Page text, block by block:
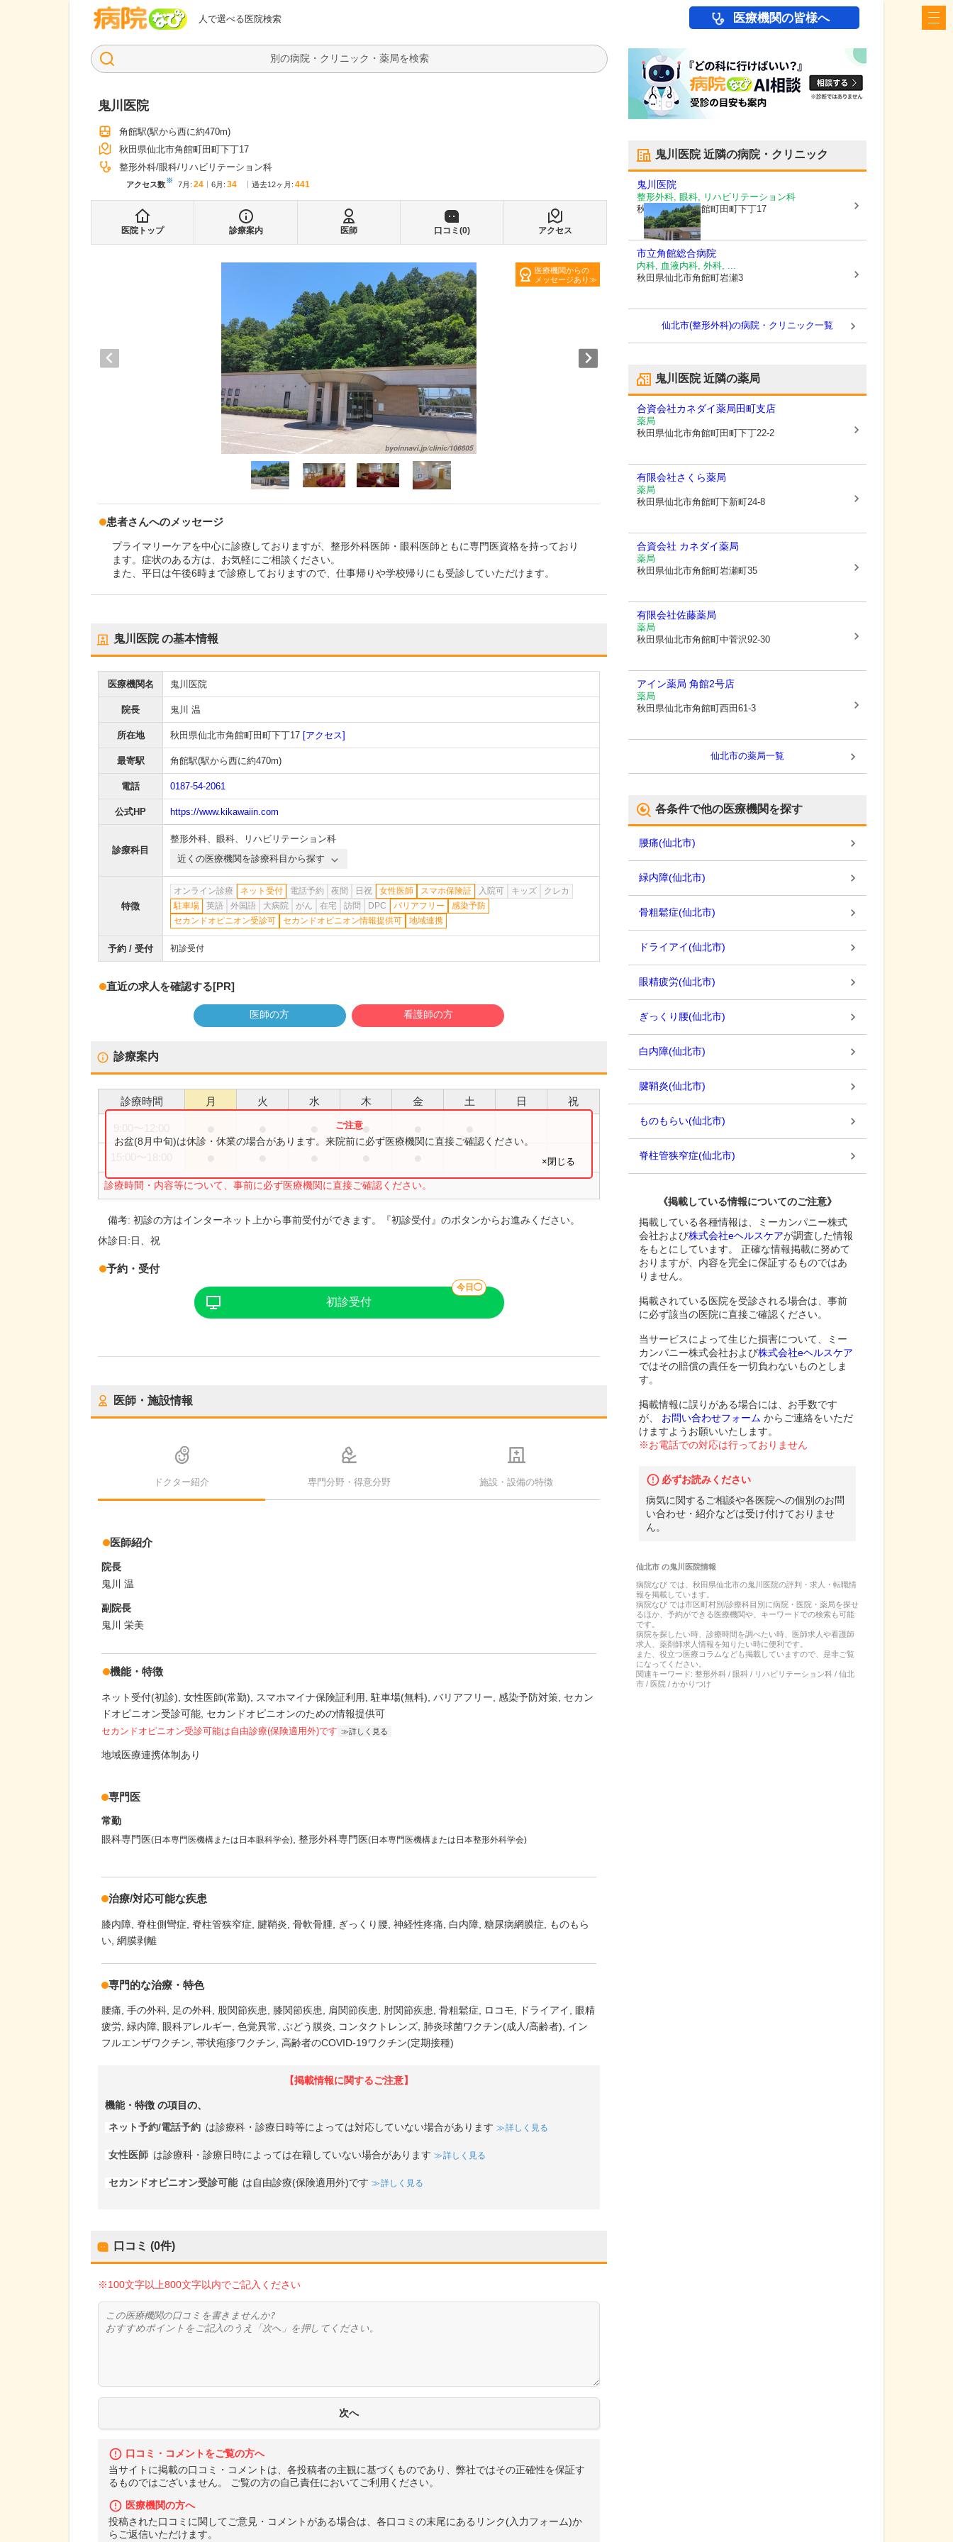
人で選べる医院検索
病院なび 医療機関の皆様へ
検索
鬼川医院
角館駅(駅から西に約470m)
秋田県仙北市角館町田町下丁17
整形外科 眼科 リハビリテーション科
アクセス数※ 7月 : 24 6月 : 34 過去12ヶ月: 441
医院トップ 診療案内 医師 口コミ(0) アクセス
医療機関からの
メッセージあり
患者さんへのメッセージ
プライマリーケアを中心に診療しておりますが、整形外科医師・眼科医師ともに専門医資格を持っており
ます。症状のある方は、お気軽にご相談ください。
また、平日は午後6時まで診療しておりますので、仕事帰りや学校帰りにも受診していただけます。
鬼川医院の基本情報
医療機関名 鬼川医院
院長 鬼川 温
所在地 秋田県仙北市角館町田町下丁17 [アクセス]
最寄駅 角館駅(駅から西に約470m)
電話 0187-54-2061
公式HP https://www.kikawaiin.com
診療科目
整形外科、 眼科、
リハビリテーション科
近くの医療機関を診療科目から探す
特徴
オンライン診療 ネット受付 電話予約 夜間 日祝 女性医師 スマホ保険証 入院可 キッズ
クレカ
駐車場
英語 外国語 大病院 がん 在宅 訪問 DPC バリアフリー
感染予防
セカンドオピニオン受診可
セカンドオピニオン情報提供可 地域連携
予約 / 受付 初診受付
直近の求人を確認する[PR]
医師の方 看護師の方
診療案内
診療時間 月 火 水 木 金 土 日 祝
●
診療時間・内容等について、事前に必ず医療機関に直接ご確認ください。
お盆(8月中旬)は休診・休業の場合があります。来院前に必ず医療機関に直接ご確認ください。
×閉じる
備考:初診の方はインターネット上から事前受付ができます。『初診受付』のボタンからお進みください。
休診日:日、祝
予約・受付
初診受付
今日◯
医師・施設情報
ドクター紹介 専門分野・得意分野 施設・設備の特徴
医師紹介
院長
鬼川 温
副院長
鬼川 栄美
機能・特徴
ネット受付(初診) 女性医師(常勤) スマホマイナ保険証利用 駐車場(無料) バリアフリー 感染予防対策 セカン
ドオピニオン受診可能 セカンドオピニオンのための情報提供可
セカンドオピニオン受診可能は自由診療(保険適用外)です 詳しく見る
地域医療連携体制あり
専門医
常勤
眼科専門医(日本専門医機構または日本眼科学会) 整形外科専門医(日本専門医機構または日本整形外科学会)
治療/対応可能な疾患
膝内障 脊柱側彎症 脊柱管狭窄症 腱鞘炎 骨軟骨腫 ぎっくり腰 神経性疼痛 白内障 糖尿病網膜症
ものもら
い 網膜剥離
専門的な治療・特色
腰痛 手の外科 足の外科 股関節疾患 膝関節疾患 肩関節疾患 肘関節疾患 骨粗鬆症 ロコモ ドライアイ
眼精
疲労 緑内障 眼科アレルギー 色覚異常 ぶどう膜炎 コンタクトレンズ 肺炎球菌ワクチン(成人/高齢者)
イン
フルエンザワクチン 帯状疱疹ワクチン 高齢者のCOVID-19ワクチン(定期接種)
【掲載情報に関するご注意】
機能・特徴 の項目の、
ネット予約/電話予約 は診療科・診療日時等によっては対応していない場合があります 詳しく見る
女性医師 は診療科・診療日時によっては在籍していない場合があります 詳しく見る
セカンドオピニオン受診可能 は自由診療(保険適用外)です 詳しく見る
口コミ (0件)
※100文字以上800文字以内でご記入ください
口コミ・コメントをご覧の方へ
当サイトに掲載の口コミ・コメントは、各投稿者の主観に基づくものであり、弊社ではその正確性を保証す
るものではございません。 ご覧の方の自己責任においてご利用ください。
医療機関の方へ
投稿された口コミに関してご意見・コメントがある場合は、各口コミの末尾にあるリンク(入力フォーム)か
らご返信いただけます。
鬼川医院近隣の病院・クリニック
鬼川医院
整形外科, 眼科, リハビリテーション科
秋田県仙北市角館町田町下丁17
市立角館総合病院
内科, 血液内科, 外科, ...
秋田県仙北市角館町岩瀬3
仙北市(整形外科)の病院・クリニック一覧
鬼川医院近隣の薬局
合資会社カネダイ薬局田町支店
薬局
秋田県仙北市角館町田町下丁22-2
有限会社さくら薬局
薬局
秋田県仙北市角館町下新町24-8
合資会社 カネダイ薬局
薬局
秋田県仙北市角館町岩瀬町35
有限会社佐藤薬局
薬局
秋田県仙北市角館町中菅沢92-30
アイン薬局 角館2号店
薬局
秋田県仙北市角館町西田61-3
仙北市の薬局一覧
各条件で他の医療機関を探す
腰痛(仙北市)
緑内障(仙北市)
骨粗鬆症(仙北市)
ドライアイ(仙北市)
眼精疲労(仙北市)
ぎっくり腰(仙北市)
白内障(仙北市)
腱鞘炎(仙北市)
ものもらい(仙北市)
脊柱管狭窄症(仙北市)
《掲載している情報についてのご注意》
掲載している各種情報は、ミーカンパニー株式
会社および株式会社eヘルスケアが調査した情報
をもとにしています。 正確な情報掲載に努めて
おりますが、内容を完全に保証するものではあ
りません。
掲載されている医院を受診される場合は、事前
に必ず該当の医院に直接ご確認ください。
当サービスによって生じた損害について、ミー
カンパニー株式会社および株式会社eヘルスケア
ではその賠償の責任を一切負わないものとしま
す。
掲載情報に誤りがある場合には、お手数です
が、
お問い合わせフォーム からご連絡をいただ
けますようお願いいたします。
※お電話での対応は行っておりません
必ずお読みください
病気に関するご相談や各医院への個別のお問
い合わせ・紹介などは受け付けておりませ
ん。
仙北市の鬼川医院情報
病院なび では、 秋田県仙北市の鬼川医院の評判・求人・転職情
報を掲載しています。
病院なび では市区町村別/診療科目別に病院・医院・薬局を探せ
るほか、予約ができる医療機関や、キーワードでの検索も可能
です。
病院を探したい時、診療時間を調べたい時、医師求人や看護師
求人、薬剤師求人情報を知りたい時に便利です。
また、役立つ医療コラムなども掲載していますので、是非ご覧
になってください。
関連キーワード: 整形外科 / 眼科 / リハビリテーション科 / 仙北
市 / 医院 / かかりつけ